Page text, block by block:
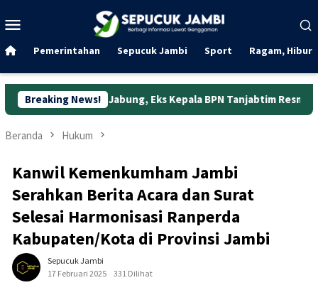
ke
Mobile
Pemerintahan Sepucuk Jambi Sport Ragam,
Breaking News!
Jabung, Eks Kepala BPN Tanjabtim Resmi Ditahan
Beranda Hukum
Kanwil Kemenkumham Jambi
Serahkan Berita Acara dan Surat
Selesai Harmonisasi Ranperda
Kabupaten/Kota di Provinsi Jambi
Sepucuk Jambi
17 Februari 2025
331 Dilihat